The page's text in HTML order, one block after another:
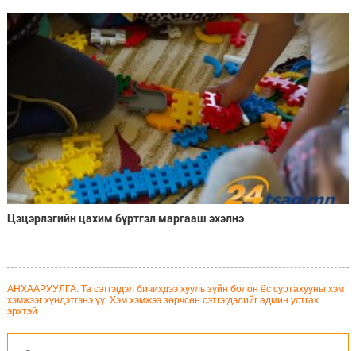
Цэцэрлэгийн цахим бүртгэл маргааш эхэлнэ
АНХААРУУЛГА: Та сэтгэгдэл бичихдээ хууль зүйн болон ёс суртахууны хэм
хэмжээг хүндэтгэнэ үү. Хэм хэмжээ зөрчсөн сэтгэгдэлийг админ устгах
эрхтэй.